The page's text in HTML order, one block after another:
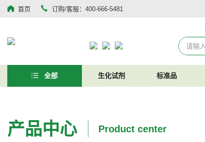
首页 订购/客服：400-666-5481
全部 生化试剂 标准品
产品中心 Product center